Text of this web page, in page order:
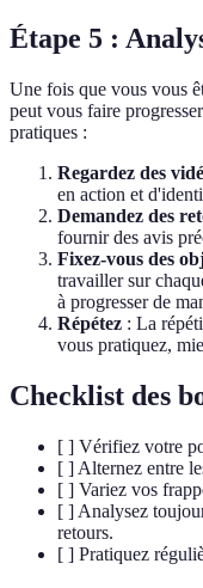
Étape 5 :
Une fois que vous vous
peut vous faire
pratiques :
Regardez des
en action et
Demandez des
fournir des avis
Fixez-vous des
travailler sur
à progresser de
Répétez : La
vous pratiquez,
Checklist des
[ ] Vérifiez votre
[ ] Alternez entre
[ ] Variez vos
[ ] Analysez
retours.
[ ] Pratiquez